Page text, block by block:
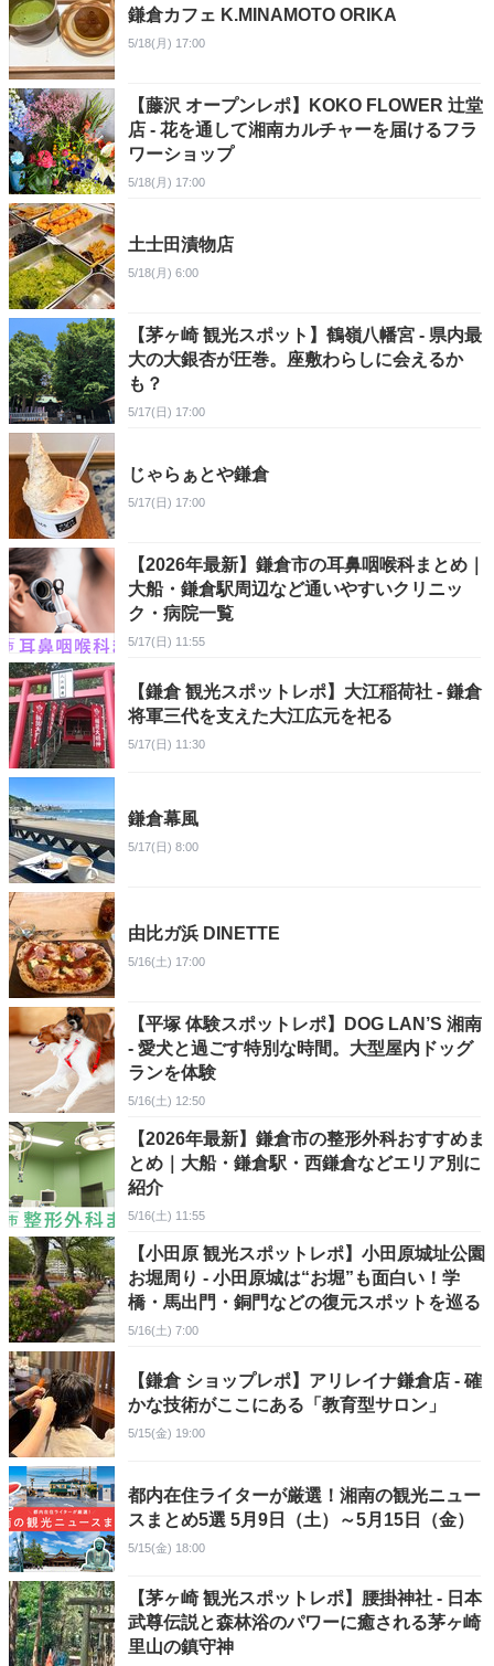
鎌倉カフェ K.MINAMOTO ORIKA
5/18(月) 17:00
【藤沢 オープンレポ】KOKO FLOWER 辻堂
店 - 花を通して湘南カルチャーを届けるフラ
ワーショップ
5/18(月) 17:00
土士田漬物店
5/18(月) 6:00
【茅ヶ崎 観光スポット】鶴嶺八幡宮 - 県内最
大の大銀杏が圧巻。座敷わらしに会えるか
も？
5/17(日) 17:00
じゃらぁとや鎌倉
5/17(日) 17:00
【2026年最新】鎌倉市の耳鼻咽喉科まとめ｜
大船・鎌倉駅周辺など通いやすいクリニッ
ク・病院一覧
5/17(日) 11:55
【鎌倉 観光スポットレポ】大江稲荷社 - 鎌倉
将軍三代を支えた大江広元を祀る
5/17(日) 11:30
鎌倉幕風
5/17(日) 8:00
由比ガ浜 DINETTE
5/16(土) 17:00
【平塚 体験スポットレポ】DOG LAN’S 湘南
- 愛犬と過ごす特別な時間。大型屋内ドッグ
ランを体験
5/16(土) 12:50
【2026年最新】鎌倉市の整形外科おすすめま
とめ｜大船・鎌倉駅・西鎌倉などエリア別に
紹介
5/16(土) 11:55
【小田原 観光スポットレポ】小田原城址公園
お堀周り - 小田原城は“お堀”も面白い！学
橋・馬出門・銅門などの復元スポットを巡る
5/16(土) 7:00
【鎌倉 ショップレポ】アリレイナ鎌倉店 - 確
かな技術がここにある「教育型サロン」
5/15(金) 19:00
都内在住ライターが厳選！湘南の観光ニュー
スまとめ5選 5月9日（土）～5月15日（金）
5/15(金) 18:00
【茅ヶ崎 観光スポットレポ】腰掛神社 - 日本
武尊伝説と森林浴のパワーに癒される茅ヶ崎
里山の鎮守神